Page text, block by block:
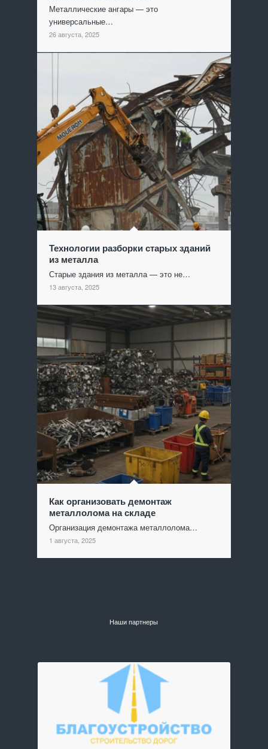
Металлические ангары — это
универсальные…
26 августа, 2025
Технологии разборки старых зданий
из металла
Старые здания из металла — это не…
13 августа, 2025
Как организовать демонтаж
металлолома на складе
Организация демонтажа металлолома…
1 августа, 2025
Наши партнеры